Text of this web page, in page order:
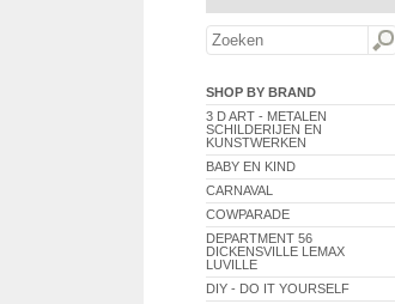
SHOP BY BRAND
3 D ART - METALEN
SCHILDERIJEN EN
KUNSTWERKEN
BABY EN KIND
CARNAVAL
COWPARADE
DEPARTMENT 56
DICKENSVILLE LEMAX
LUVILLE
DIY - DO IT YOURSELF